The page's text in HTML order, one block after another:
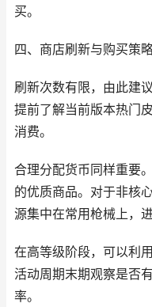
买。
四、商店刷新与购买策
刷新次数有限，由此建
提前了解当前版本热门
消费。
合理分配货币同样重要
的优质商品。对于非核
源集中在常用枪械上，
在高等级阶段，可以利
活动周期末期观察是否
率。